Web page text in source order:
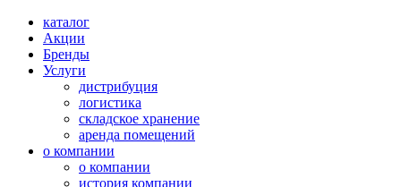
каталог
Акции
Бренды
Услуги
дистрибуция
логистика
складское хранение
аренда помещений
о компании
о компании
история компании